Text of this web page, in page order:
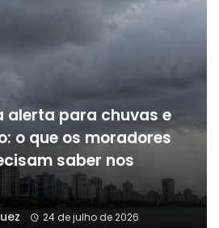
alerta para chuvas e
o que os moradores
saber nos
24 de julho de 2026